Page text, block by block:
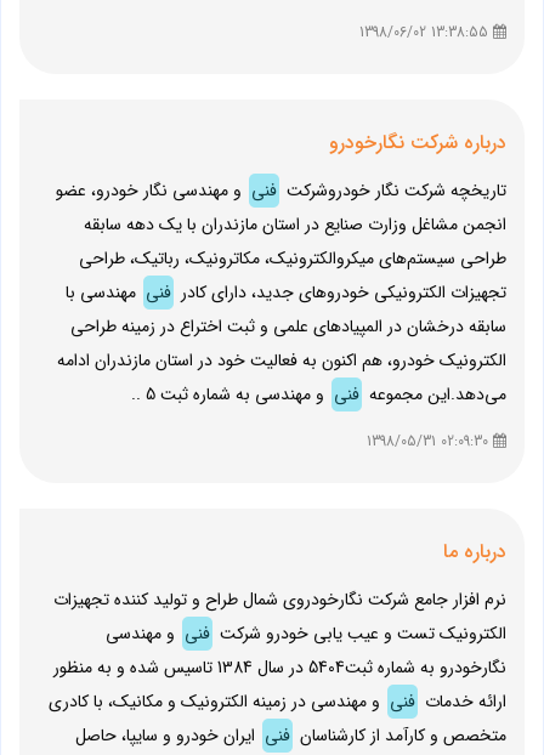
درباره شرکت نگارخودرو
تاریخچه شرکت نگار خودروشرکت فنی و مهندسی نگار خودرو، عضو
انجمن مشاغل وزارت صنایع در استان مازندران با یک دهه سابقه
طراحی سیستم‌های میکروالکترونیک، مکاترونیک، رباتیک، طراحی
تجهیزات الکترونیکی خودروهای جدید، دارای کادر فنی مهندسی با
سابقه درخشان در المپیادهای علمی و ثبت اختراع در زمینه طراحی
الکترونیک خودرو، هم اکنون به فعالیت خود در استان مازندران ادامه
می‌دهد.این مجموعه فنی و مهندسی به شماره ثبت 5 ..
درباره ما
نرم افزار جامع شرکت نگارخودروی شمال طراح و تولید کننده تجهیزات
الکترونیک تست و عیب یابی خودرو شرکت فنی و مهندسی
نگارخودرو به شماره ثبت5404 در سال 1384 تاسیس شده و به منظور
ارائه خدمات فنی و مهندسی در زمینه الکترونیک و مکانیک، با کادری
متخصص و کارآمد از کارشناسان فنی ایران خودرو و سایپا، حاصل